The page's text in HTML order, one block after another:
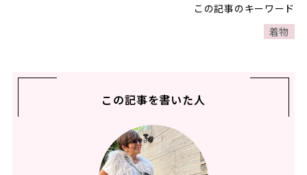
この記事のキーワード
着物
この記事を書いた人